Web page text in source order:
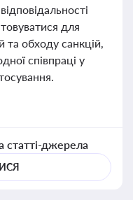
для
та обходу санкцій,
співпраці у
статті-джерела